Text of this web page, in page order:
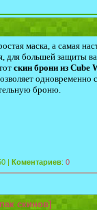
маска, а самая
для большей защиты
скин брони из Cube
одновременно
броню.
| Коментариев: 0
скинов]